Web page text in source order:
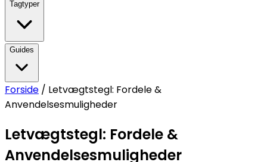
Tagtyper
Guides
Forside / Letvægtstegl: Fordele &
Anvendelsesmuligheder
Letvægtstegl: Fordele &
Anvendelsesmuligheder